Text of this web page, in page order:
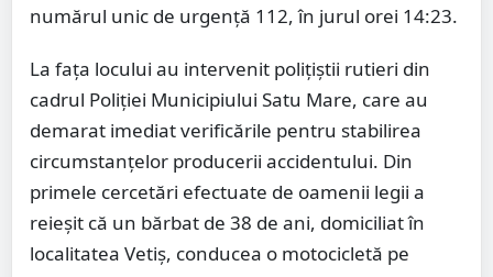
numărul unic de urgență 112, în jurul orei 14:23.
La fața locului au intervenit polițiștii rutieri din
cadrul Poliției Municipiului Satu Mare, care au
demarat imediat verificările pentru stabilirea
circumstanțelor producerii accidentului. Din
primele cercetări efectuate de oamenii legii a
reieșit că un bărbat de 38 de ani, domiciliat în
localitatea Vetiș, conducea o motocicletă pe